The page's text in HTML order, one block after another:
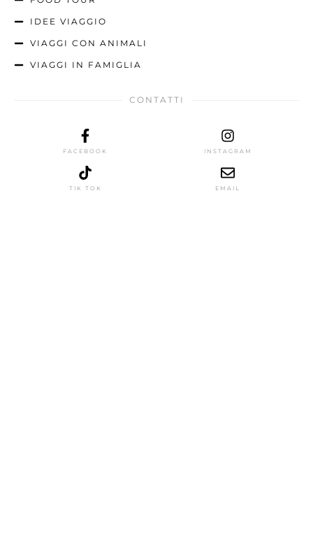
IDEE VIAGGIO
VIAGGI CON ANIMALI
VIAGGI IN FAMIGLIA
CONTATTI
FACEBOOK INSTAGRAM
TIK TOK EMAIL